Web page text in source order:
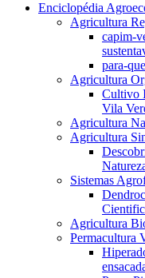
Enciclopédia
Agricultura
capim-
para-
Agricultura
Cultivo
Vila
Agricultura
Agricultura
Sistemas
Agricultura
Permacultura